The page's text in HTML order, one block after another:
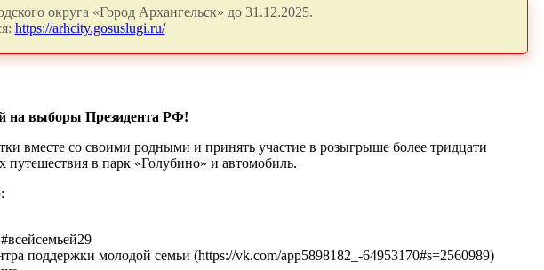
округа «Город Архангельск» до 31.12.2025.
https://arhcity.gosuslugi.ru/
на выборы Президента РФ!
вместе со своими родными и принять участие в розыгрыше более тридцати
путешествия в парк «Голубино» и автомобиль.
поддержки молодой семьи (https://vk.com/app5898182_-64953170#s=2560989)